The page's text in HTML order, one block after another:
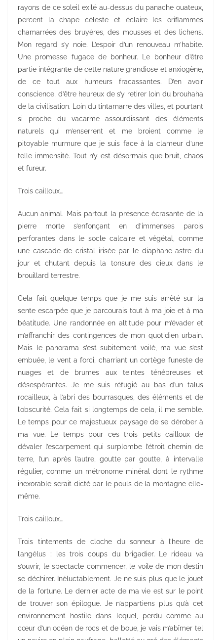
rayons de ce soleil exilé au-dessus du panache ouateux,
percent la chape céleste et éclaire les oriflammes
chamarrées des bruyères, des mousses et des lichens.
Mon regard s’y noie. L’espoir d’un renouveau m’habite.
Une promesse fugace de bonheur. Le bonheur d’être
partie intégrante de cette nature grandiose et anxiogène,
de ce tout aux humeurs fracassantes. D’en avoir
conscience, d’être heureux de s’y retirer loin du brouhaha
de la civilisation. Loin du tintamarre des villes, et pourtant
si proche du vacarme assourdissant des éléments
naturels qui m’enserrent et me broient comme le
pitoyable murmure que je suis face à la clameur d’une
telle immensité. Tout n’y est désormais que bruit, chaos
et fureur.
Trois cailloux…
Aucun animal. Mais partout la présence écrasante de la
pierre morte s’enfonçant en d’immenses parois
perforantes dans le socle calcaire et végétal, comme
une cascade de cristal irisée par le diaphane astre du
jour et chutant depuis la tonsure des cieux dans le
brouillard terrestre.
Cela fait quelque temps que je me suis arrêté sur la
sente escarpée que je parcourais tout à ma joie et à ma
béatitude. Une randonnée en altitude pour m’évader et
m’affranchir des contingences de mon quotidien urbain.
Mais le panorama s’est subitement voilé, ma vue s’est
embuée, le vent a forci, charriant un cortège funeste de
nuages et de brumes aux teintes ténébreuses et
désespérantes. Je me suis réfugié au bas d’un talus
rocailleux, à l’abri des bourrasques, des éléments et de
l’obscurité. Cela fait si longtemps de cela, il me semble.
Le temps pour ce majestueux paysage de se dérober à
ma vue. Le temps pour ces trois petits cailloux de
dévaler l’escarpement qui surplombe l’étroit chemin de
terre, l’un après l’autre, goutte par goutte, à intervalle
régulier, comme un métronome minéral dont le rythme
inexorable serait dicté par le pouls de la montagne elle-
même.
Trois cailloux…
Trois tintements de cloche du sonneur à l’heure de
l’angélus : les trois coups du brigadier. Le rideau va
s’ouvrir, le spectacle commencer, le voile de mon destin
se déchirer. Inéluctablement. Je ne suis plus que le jouet
de la fortune. Le dernier acte de ma vie est sur le point
de trouver son épilogue. Je n’appartiens plus qu’à cet
environnement hostile dans lequel, perdu comme au
cœur d’un océan de rocs et de boue, je vais m’abîmer tel